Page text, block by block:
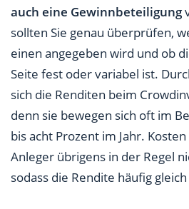
auch eine Gewinnbeteiligung
sollten Sie genau überprüfen,
einen angegeben wird und ob
Seite fest oder variabel ist.
sich die Renditen beim
denn sie bewegen sich oft im
bis acht Prozent im Jahr.
Anleger übrigens in der Regel
sodass die Rendite häufig